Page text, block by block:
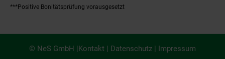
***Positive Bonitätsprüfung vorausgesetzt
© NeS GmbH |Kontakt | Datenschutz | Impressum